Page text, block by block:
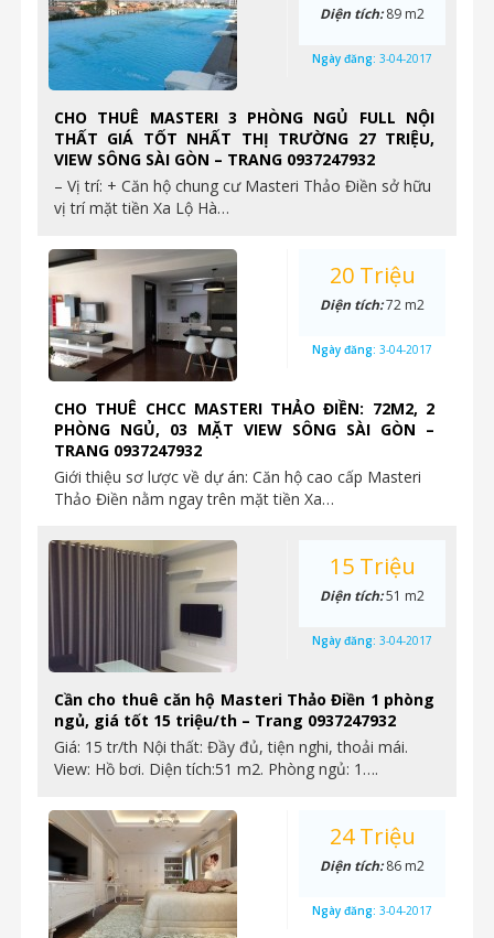
CHO THUÊ MASTERI 3 PHÒNG NGỦ FULL NỘI
THẤT GIÁ TỐT NHẤT THỊ TRƯỜNG 27 TRIỆU,
VIEW SÔNG SÀI GÒN – TRANG 0937247932
– Vị trí: + Căn hộ chung cư Masteri Thảo Điền sở hữu
vị trí mặt tiền Xa Lộ Hà…
Diện tích:89 m2
Ngày đăng: 3-04-2017
CHO THUÊ CHCC MASTERI THẢO ĐIỀN: 72M2, 2
PHÒNG NGỦ, 03 MẶT VIEW SÔNG SÀI GÒN –
TRANG 0937247932
Giới thiệu sơ lược về dự án: Căn hộ cao cấp Masteri
Thảo Điền nằm ngay trên mặt tiền Xa…
20 Triệu
Diện tích:72 m2
Ngày đăng: 3-04-2017
Cần cho thuê căn hộ Masteri Thảo Điền 1 phòng
ngủ, giá tốt 15 triệu/th – Trang 0937247932
Giá: 15 tr/th Nội thất: Đầy đủ, tiện nghi, thoải mái.
View: Hồ bơi. Diện tích:51 m2. Phòng ngủ: 1….
15 Triệu
Diện tích:51 m2
Ngày đăng: 3-04-2017
24 Triệu
Diện tích:86 m2
Ngày đăng: 3-04-2017